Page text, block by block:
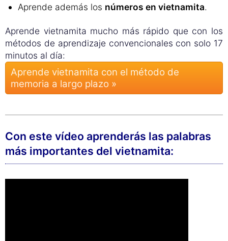
Aprende además los números en vietnamita.
Aprende vietnamita mucho más rápido que con los
métodos de aprendizaje convencionales con solo 17
minutos al día:
Aprende vietnamita con el método de
memoria a largo plazo »
Con este vídeo aprenderás las palabras
más importantes del vietnamita: